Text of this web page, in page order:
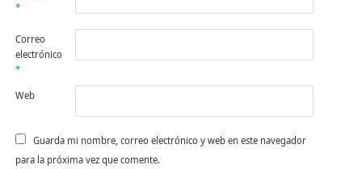
*
Correo
electrónico
*
Web
Guarda mi nombre, correo electrónico y web en este navegador
para la próxima vez que comente.